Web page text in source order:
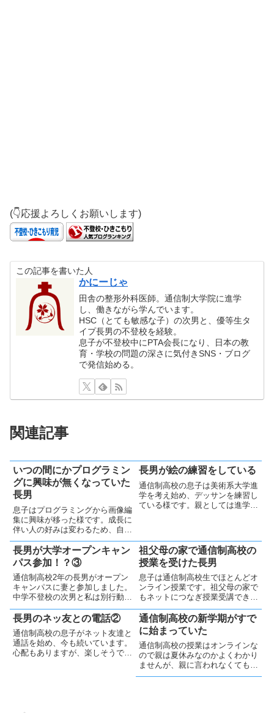
(👇応援よろしくお願いします)
この記事を書いた人
かにーじゃ
田舎の整形外科医師。通信制大学院に進学
し、働きながら学んでいます。
HSC（とても敏感な子）の次男と、優等生タ
イプ長男の不登校を経験。
息子が不登校中にPTA会長になり、日本の教
育・学校の問題の深さに気付きSNS・ブログ
で発信始める。
関連記事
いつの間にかプログラミン
グに興味が無くなっていた
長男
息子はプログラミングから画像編
集に興味が移った様です。成長に
伴い人の好みは変わるため、自分
に合ったことを学び楽しむことが
人生の基本だと私も思うようにな
りました。
長男が絵の練習をしている
通信制高校の息子は美術系大学進
学を考え始め、デッサンを練習し
ている様です。親としては進学を
思っています。
長男が大学オープンキャン
パス参加！？③
通信制高校2年の長男がオープン
キャンパスに妻と参加しました。
中学不登校の次男と私は別行動し
ました。長男が大学を気に入った
ようで、ホッとした父です🤗
祖父母の家で通信制高校の
授業を受けた長男
息子は通信制高校生でほとんどオ
ンライン授業です。祖父母の家で
もネットにつなぎ授業受講できま
した。テクノロジーの進歩を感
じ、通信制高校がすこし羨ましい
です。
長男のネッ友との電話②
通信制高校の息子がネット友達と
通話を始め、今も続いています。
心配もありますが、楽しそうで安
通信制高校の新学期がすで
に始まっていた
通信制高校の授業はオンラインな
ので親は夏休みなのかよくわかり
ませんが、親に言われなくても新
学期の授業に参加していたようで